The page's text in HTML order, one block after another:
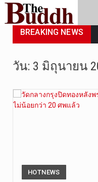
BREAKING NEWS
วัน: 3 มิถุนายน
HOTNEWS